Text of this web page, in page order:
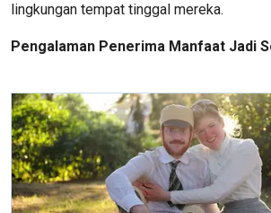
lingkungan tempat tinggal mereka.
Pengalaman Penerima Manfaat Jadi